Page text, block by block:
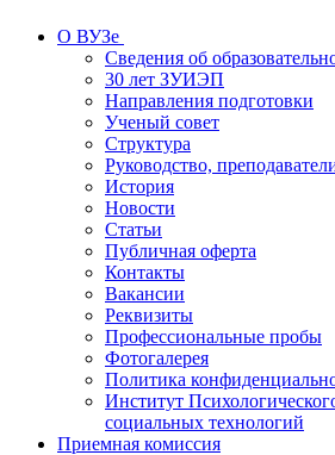
О ВУЗе
Сведения об
30 лет ЗУИЭП
Направления подготовки
Ученый совет
Структура
Руководство,
История
Новости
Статьи
Публичная оферта
Контакты
Вакансии
Реквизиты
Профессиональные пробы
Фотогалерея
Политика
Институт
социальных технологий
Приемная комиссия